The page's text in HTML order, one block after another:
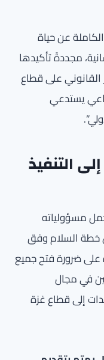
عن حياة
مجددةً تأكيدها
القانوني على قطاع
يستدعي
التنفيذ
مسؤولياته
خطة السلام وفق
رقم 2803، مشددةً على ضرورة فتح جميع
في مجال
إلى قطاع غزة